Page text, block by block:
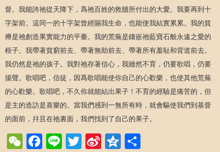
督。我能誇祂從天降下，爲祂百姓的救贖所付出的大愛。我要再到十
字架前。這同一的十字架曾經賜我生命，也能使我結實累累。我的貧
瘠是祂創造果實能力的平臺。我的荒蕪是鑲嵌祂藍寶石般永遠之愛的
框子。我帶著貧窮前去、帶著無助前去、帶著所有羞耻和背道前去。
我仍然是祂的孩子。我對祂存著信心，我雖然不育，仍要歌唱，仍要
揚聲。歌唱吧，信徒，因爲歌唱能使你自己的心歡樂，也使其他荒蕪
的心歡樂。歌唱吧，不久你就能結出果子！不育的經驗是痛苦的，但
是主的造訪是喜樂的。當我們感到一無所有時，就會驅使我們到基督
的面前，幷且在祂裏面，我們找到了自己的果子。
WeChat
Facebook
LineTwitter
SinaQzone